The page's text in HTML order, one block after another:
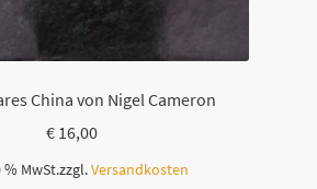
China von Nigel Cameron
€16,00
MwSt.zzgl.Versandkosten